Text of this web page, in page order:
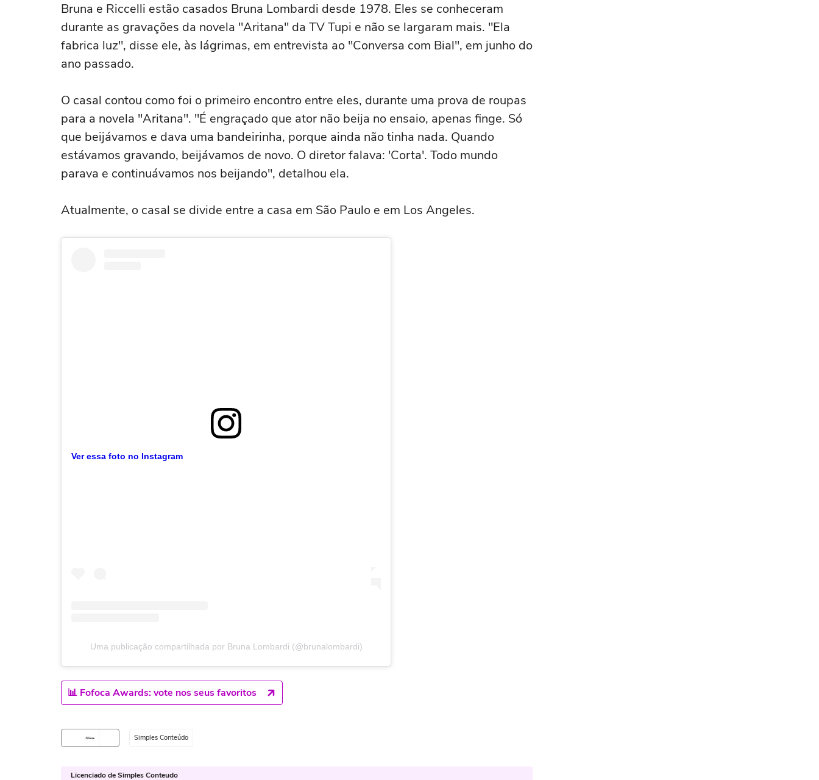
Bruna e Riccelli estão casados Bruna Lombardi desde 1978. Eles se conheceram
durante as gravações da novela "Aritana" da TV Tupi e não se largaram mais. "Ela
fabrica luz", disse ele, às lágrimas, em entrevista ao "Conversa com Bial", em junho do
ano passado.
O casal contou como foi o primeiro encontro entre eles, durante uma prova de roupas
para a novela "Aritana". "É engraçado que ator não beija no ensaio, apenas finge. Só
que beijávamos e dava uma bandeirinha, porque ainda não tinha nada. Quando
estávamos gravando, beijávamos de novo. O diretor falava: 'Corta'. Todo mundo
parava e continuávamos nos beijando", detalhou ela.
Atualmente, o casal se divide entre a casa em São Paulo e em Los Angeles.
Ver essa foto no Instagram
Uma publicação compartilhada por Bruna Lombardi (@brunalombardi)
📊 Fofoca Awards: vote nos seus favoritos
Simples Conteúdo
Licenciado de Simples Conteudo